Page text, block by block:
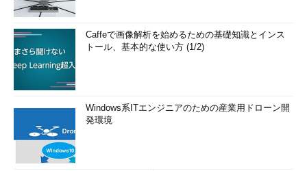
Caffeで画像解析を始めるための基礎知識とインス
トール、基本的な使い方 (1/2)
Windows系ITエンジニアのための産業用ドローン開
発環境